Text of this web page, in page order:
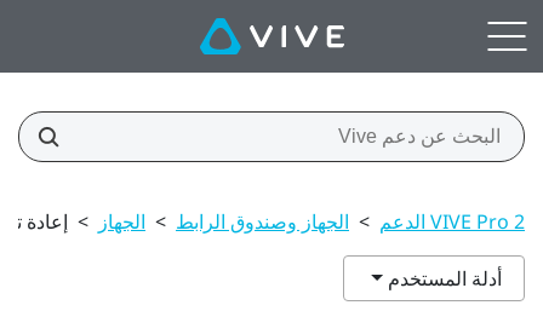
VIVE Pro 2 الدعم > الجهاز وصندوق الرابط > الجهاز > إعادة
أدلة المستخدم